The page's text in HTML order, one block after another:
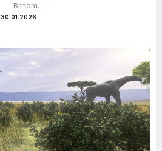
Brnom.
30.01.2026